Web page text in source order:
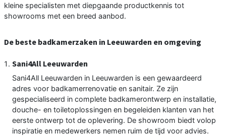
kleine specialisten met diepgaande productkennis tot
showrooms met een breed aanbod.
De beste badkamerzaken in Leeuwarden en omgeving
Sani4All Leeuwarden
Sani4All Leeuwarden in Leeuwarden is een gewaardeerd
adres voor badkamerrenovatie en sanitair. Ze zijn
gespecialiseerd in complete badkamerontwerp en installatie,
douche- en toiletoplossingen en begeleiden klanten van het
eerste ontwerp tot de oplevering. De showroom biedt volop
inspiratie en medewerkers nemen ruim de tijd voor advies.